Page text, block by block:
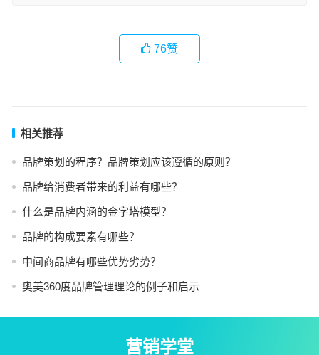
76赞
相关推荐
品牌策划的程序？品牌策划应该遵循的原则？
品牌给消费者带来的利益有哪些？
什么是品牌内涵的金字塔模型？
品牌的构成要素有哪些？
中间商品牌有哪些优势劣势？
奥美360度品牌管理理论的例子和启示
营销学堂